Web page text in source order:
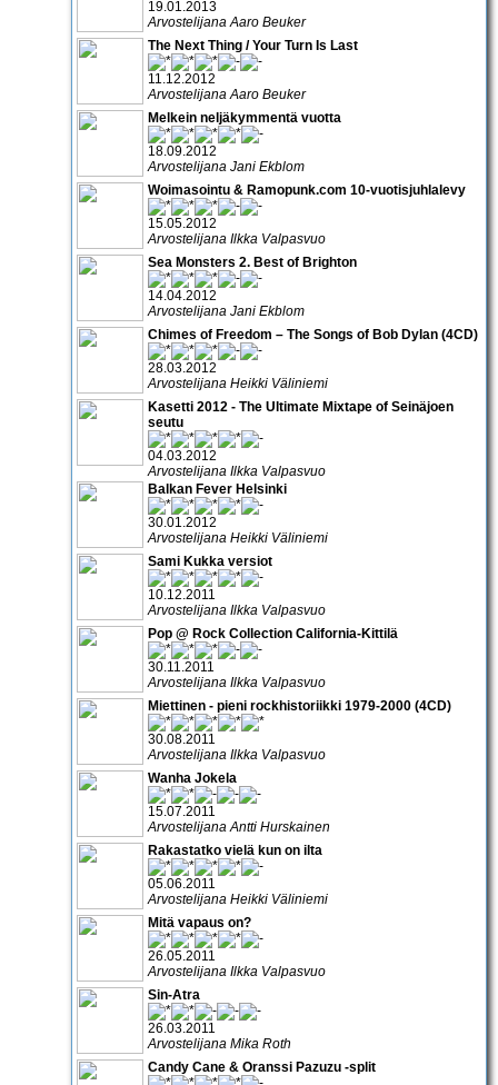
19.01.2013
Arvostelijana Aaro Beuker
The Next Thing / Your Turn Is Last
11.12.2012
Arvostelijana Aaro Beuker
Melkein neljäkymmentä vuotta
18.09.2012
Arvostelijana Jani Ekblom
Woimasointu & Ramopunk.com 10-vuotisjuhlalevy
15.05.2012
Arvostelijana Ilkka Valpasvuo
Sea Monsters 2. Best of Brighton
14.04.2012
Arvostelijana Jani Ekblom
Chimes of Freedom – The Songs of Bob Dylan (4CD)
28.03.2012
Arvostelijana Heikki Väliniemi
Kasetti 2012 - The Ultimate Mixtape of Seinäjoen
seutu
04.03.2012
Arvostelijana Ilkka Valpasvuo
Balkan Fever Helsinki
30.01.2012
Arvostelijana Heikki Väliniemi
Sami Kukka versiot
10.12.2011
Arvostelijana Ilkka Valpasvuo
Pop @ Rock Collection California-Kittilä
30.11.2011
Arvostelijana Ilkka Valpasvuo
Miettinen - pieni rockhistoriikki 1979-2000 (4CD)
30.08.2011
Arvostelijana Ilkka Valpasvuo
Wanha Jokela
15.07.2011
Arvostelijana Antti Hurskainen
Rakastatko vielä kun on ilta
05.06.2011
Arvostelijana Heikki Väliniemi
Mitä vapaus on?
26.05.2011
Arvostelijana Ilkka Valpasvuo
Sin-Atra
26.03.2011
Arvostelijana Mika Roth
Candy Cane & Oranssi Pazuzu -split